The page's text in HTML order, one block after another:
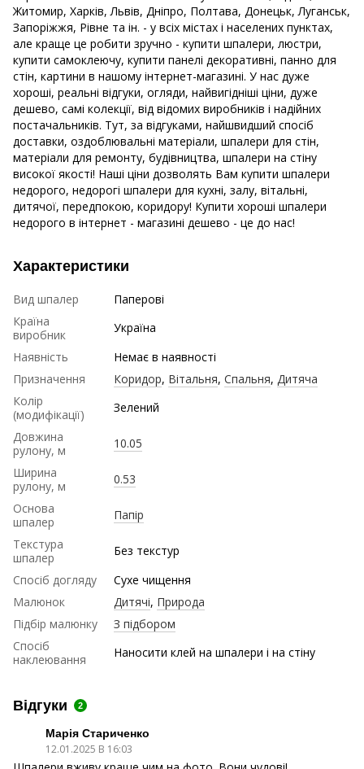
Житомир, Харків, Львів, Дніпро, Полтава, Донецьк, Луганськ,
Запоріжжя, Рівне та ін. - у всіх містах і населених пунктах,
але краще це робити зручно - купити шпалери, люстри,
купити самоклеючу, купити панелі декоративні, панно для
стін, картини в нашому інтернет-магазині. У нас дуже
хороші, реальні відгуки, огляди, найвигідніші ціни, дуже
дешево, самі колекції, від відомих виробників і надійних
постачальників. Тут, за відгуками, найшвидший спосіб
доставки, оздоблювальні матеріали, шпалери для стін,
матеріали для ремонту, будівництва, шпалери на стіну
високої якості! Наші ціни дозволять Вам купити шпалери
недорого, недорогі шпалери для кухні, залу, вітальні,
дитячої, передпокою, коридору! Купити хороші шпалери
недорого в інтернет - магазині дешево - це до нас!
Характеристики
Вид шпалер
Паперові
Країна
виробник
Україна
Наявність
Немає в наявності
Призначення
Коридор, Вітальня, Спальня, Дитяча
Колір
(модифікації)
Зелений
Довжина
рулону, м
10.05
Ширина
рулону, м
0.53
Основа
шпалер
Папір
Текстура
шпалер
Без текстур
Спосіб догляду
Сухе чищення
Малюнок
Дитячі, Природа
Підбір малюнку
З підбором
Спосіб
наклеювання
Наносити клей на шпалери і на стіну
Відгуки 2
Марія Стариченко
12.01.2025 В 16:03